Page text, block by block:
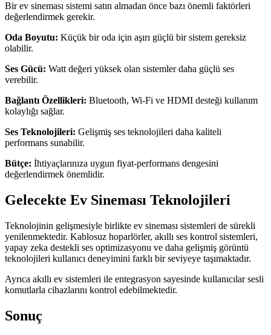
Bir ev sineması sistemi satın almadan önce bazı önemli faktörleri
değerlendirmek gerekir.
Oda Boyutu: Küçük bir oda için aşırı güçlü bir sistem gereksiz
olabilir.
Ses Gücü: Watt değeri yüksek olan sistemler daha güçlü ses
verebilir.
Bağlantı Özellikleri: Bluetooth, Wi-Fi ve HDMI desteği kullanım
kolaylığı sağlar.
Ses Teknolojileri: Gelişmiş ses teknolojileri daha kaliteli
performans sunabilir.
Bütçe: İhtiyaçlarınıza uygun fiyat-performans dengesini
değerlendirmek önemlidir.
Gelecekte Ev Sineması Teknolojileri
Teknolojinin gelişmesiyle birlikte ev sineması sistemleri de sürekli
yenilenmektedir. Kablosuz hoparlörler, akıllı ses kontrol sistemleri,
yapay zeka destekli ses optimizasyonu ve daha gelişmiş görüntü
teknolojileri kullanıcı deneyimini farklı bir seviyeye taşımaktadır.
Ayrıca akıllı ev sistemleri ile entegrasyon sayesinde kullanıcılar sesli
komutlarla cihazlarını kontrol edebilmektedir.
Sonuç